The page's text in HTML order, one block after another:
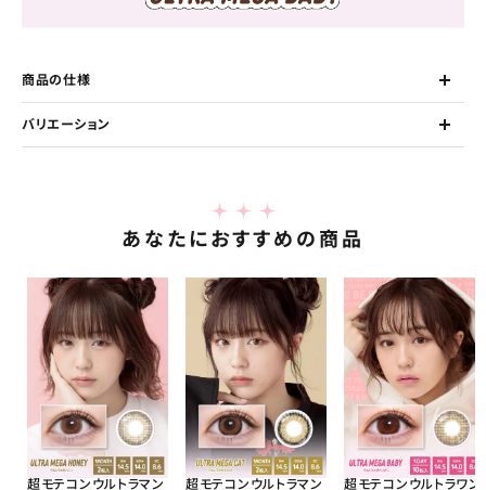
商品の仕様
バリエーション
あなたにおすすめの商品
超モテコンウルトラマン
超モテコンウルトラマン
超モテコンウルトラワン